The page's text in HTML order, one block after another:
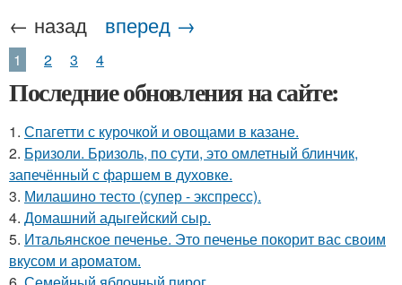
← назад вперед →
1 2 3 4
Последние обновления на сайте:
1. Спагетти с курочкой и овощами в казане.
2. Бризоли. Бризоль, по сути, это омлетный блинчик,
запечённый с фаршем в духовке.
3. Милашино тесто (супер - экспресс).
4. Домашний адыгейский сыр.
5. Итальянское печенье. Это печенье покорит вас своим
вкусом и ароматом.